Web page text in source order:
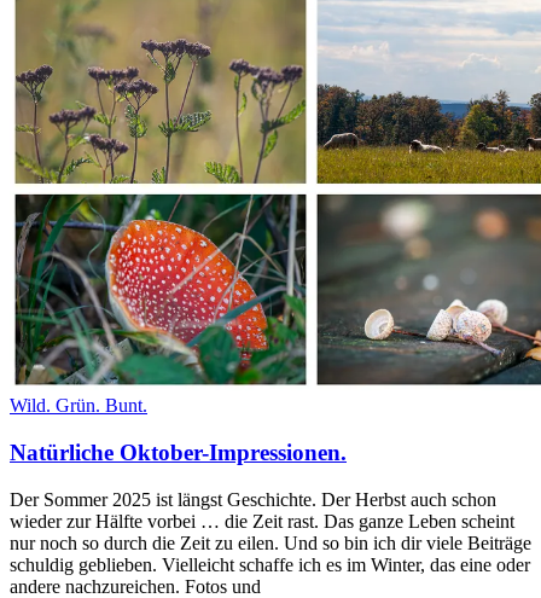
Wild. Grün. Bunt.
Natürliche Oktober-Impressionen.
Der Sommer 2025 ist längst Geschichte. Der Herbst auch schon
wieder zur Hälfte vorbei … die Zeit rast. Das ganze Leben scheint
nur noch so durch die Zeit zu eilen. Und so bin ich dir viele Beiträge
schuldig geblieben. Vielleicht schaffe ich es im Winter, das eine oder
andere nachzureichen. Fotos und